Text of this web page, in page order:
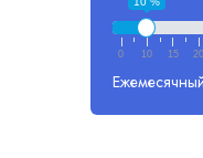
0 10 15 20